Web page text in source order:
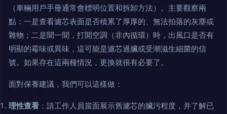
（車輛用戶手冊通常會標明位置和拆卸方法）。主要觀察兩
點：一是查看濾芯表面是否積累了厚厚的、無法拍落的灰塵或
雜物；二是聞一聞，打開空調（非內循環）時，出風口是否有
明顯的霉味或異味，這可能是濾芯過臟或受潮滋生細菌的信
號。如果存在這兩種情況，更換就很有必要了。
面對保養建議，我們可以這樣做：
理性查看 ：請工作人員當面展示舊濾芯的臟污程度，并了解已